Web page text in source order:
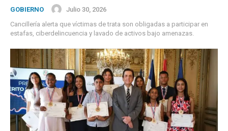
GOBIERNO
Julio 30, 2026
Cancillería alerta que víctimas de trata son obligadas a participar en
estafas, ciberdelincuencia y lavado de activos bajo amenazas.